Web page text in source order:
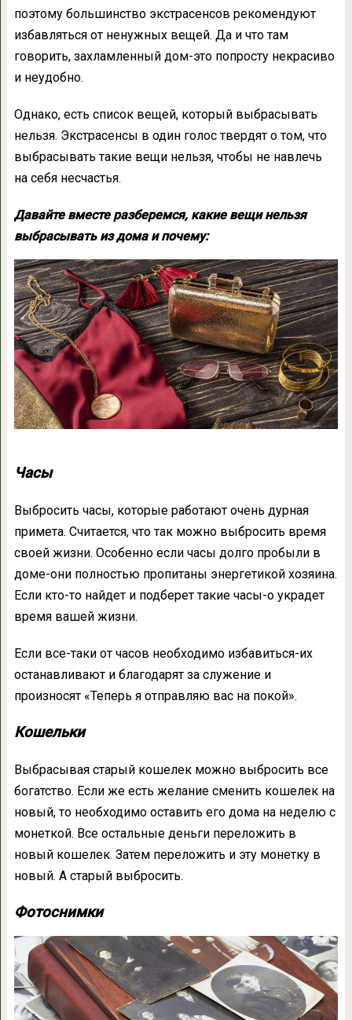
поэтому большинство экстрасенсов рекомендуют
избавляться от ненужных вещей. Да и что там
говорить, захламленный дом-это попросту некрасиво
и неудобно.
Однако, есть список вещей, который выбрасывать
нельзя. Экстрасенсы в один голос твердят о том, что
выбрасывать такие вещи нельзя, чтобы не навлечь
на себя несчастья.
Давайте вместе разберемся, какие вещи нельзя
выбрасывать из дома и почему:
Часы
Выбросить часы, которые работают очень дурная
примета. Считается, что так можно выбросить время
своей жизни. Особенно если часы долго пробыли в
доме-они полностью пропитаны энергетикой хозяина.
Если кто-то найдет и подберет такие часы-о украдет
время вашей жизни.
Если все-таки от часов необходимо избавиться-их
останавливают и благодарят за служение и
произносят «Теперь я отправляю вас на покой».
Кошельки
Выбрасывая старый кошелек можно выбросить все
богатство. Если же есть желание сменить кошелек на
новый, то необходимо оставить его дома на неделю с
монеткой. Все остальные деньги переложить в
новый кошелек. Затем переложить и эту монетку в
новый. А старый выбросить.
Фотоснимки